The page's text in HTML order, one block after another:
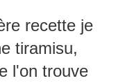
recette je
tiramisu,
l'on trouve